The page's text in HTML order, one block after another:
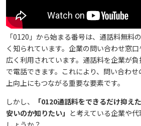
「0120」から始まる番号は、通話料無料
く知られています。企業の問い合わせ窓
広く利用されています。通話料を企業が
で電話できます。これにより、問い合わ
上向上にもつながる重要な要素です。
しかし、
「0120通話料をできるだけ抑え
安いのか知りたい」 と考えている企業や